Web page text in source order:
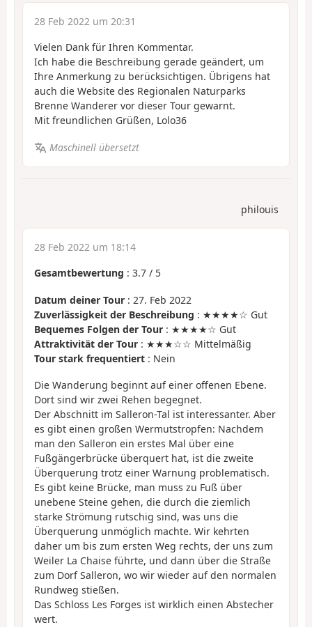
28 Feb 2022 um 20:31
Vielen Dank für Ihren Kommentar.
Ich habe die Beschreibung gerade geändert, um
Ihre Anmerkung zu berücksichtigen. Übrigens hat
auch die Website des Regionalen Naturparks
Brenne Wanderer vor dieser Tour gewarnt.
Mit freundlichen Grüßen, Lolo36
Maschinell übersetzt
philouis
28 Feb 2022 um 18:14
Gesamtbewertung : 3.7 / 5
Datum deiner Tour : 27. Feb 2022
Zuverlässigkeit der Beschreibung : ★★★★☆ Gut
Bequemes Folgen der Tour : ★★★★☆ Gut
Attraktivität der Tour : ★★★☆☆ Mittelmäßig
Tour stark frequentiert : Nein
Die Wanderung beginnt auf einer offenen Ebene.
Dort sind wir zwei Rehen begegnet.
Der Abschnitt im Salleron-Tal ist interessanter. Aber
es gibt einen großen Wermutstropfen: Nachdem
man den Salleron ein erstes Mal über eine
Fußgängerbrücke überquert hat, ist die zweite
Überquerung trotz einer Warnung problematisch.
Es gibt keine Brücke, man muss zu Fuß über
unebene Steine gehen, die durch die ziemlich
starke Strömung rutschig sind, was uns die
Überquerung unmöglich machte. Wir kehrten
daher um bis zum ersten Weg rechts, der uns zum
Weiler La Chaise führte, und dann über die Straße
zum Dorf Salleron, wo wir wieder auf den normalen
Rundweg stießen.
Das Schloss Les Forges ist wirklich einen Abstecher
wert.